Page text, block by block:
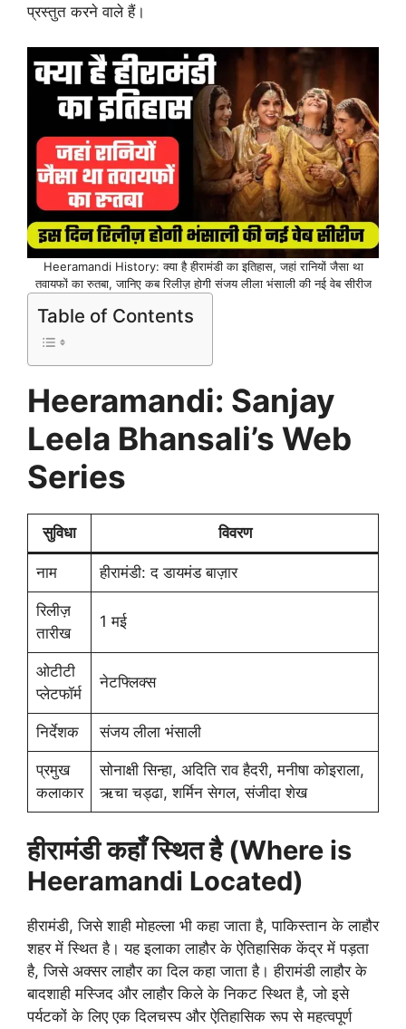
प्रस्तुत करने वाले हैं।
Heeramandi History: क्या है हीरामंडी का इतिहास, जहां रानियों जैसा था
तवायफों का रुतबा, जानिए कब रिलीज़ होगी संजय लीला भंसाली की नई वेब सीरीज
Table of Contents
Heeramandi: Sanjay
Leela Bhansali’s Web
Series
सुविधा विवरण
नाम हीरामंडी: द डायमंड बाज़ार
रिलीज़
तारीख
1 मई
ओटीटी
प्लेटफॉर्म
नेटफ्लिक्स
निर्देशक संजय लीला भंसाली
प्रमुख
कलाकार
सोनाक्षी सिन्हा, अदिति राव हैदरी, मनीषा कोइराला,
ऋचा चड्ढा, शर्मिन सेगल, संजीदा शेख
हीरामंडी कहाँ स्थित है (Where is
Heeramandi Located)
हीरामंडी, जिसे शाही मोहल्ला भी कहा जाता है, पाकिस्तान के लाहौर
शहर में स्थित है। यह इलाका लाहौर के ऐतिहासिक केंद्र में पड़ता
है, जिसे अक्सर लाहौर का दिल कहा जाता है। हीरामंडी लाहौर के
बादशाही मस्जिद और लाहौर किले के निकट स्थित है, जो इसे
पर्यटकों के लिए एक दिलचस्प और ऐतिहासिक रूप से महत्वपूर्ण